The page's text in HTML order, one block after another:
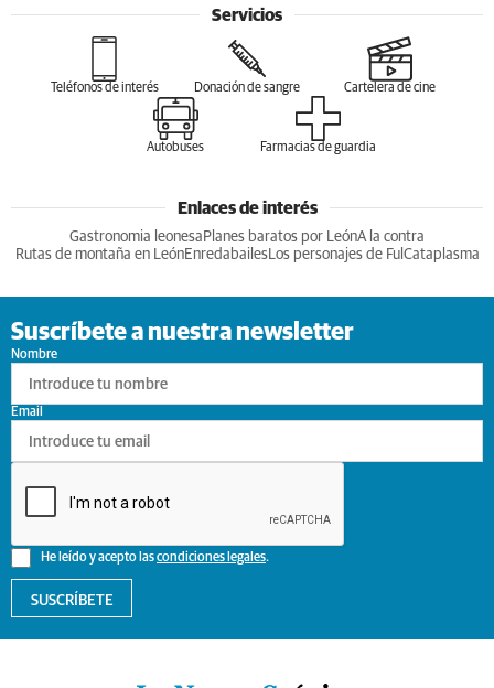
Servicios
Teléfonos de interés Donación de sangre Cartelera de cine
Autobuses Farmacias de guardia
Enlaces de interés
Gastronomia leonesa Planes baratos por LeónA la contra
Rutas de montaña en LeónEnredabailesLos personajes de Ful Cataplasma
Suscríbete a nuestra newsletter
Nombre
He leído y acepto lascondiciones legales.
Email
SUSCRÍBETE